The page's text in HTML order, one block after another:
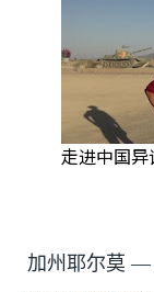
走进中国
加州耶尔莫 —